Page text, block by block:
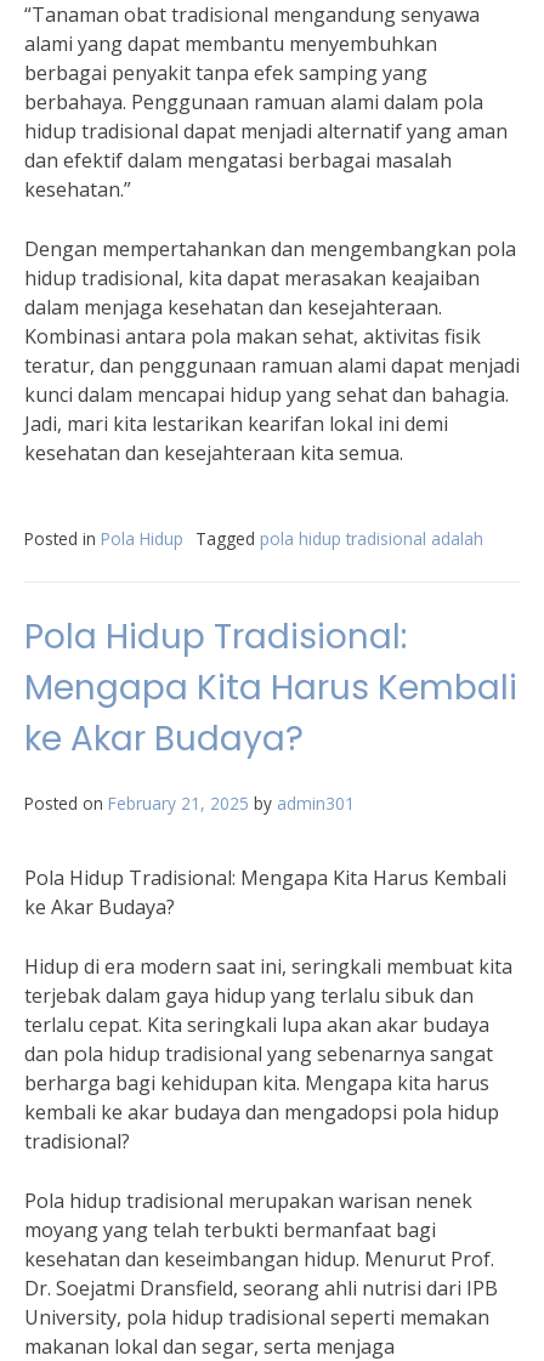
“Tanaman obat tradisional mengandung senyawa
alami yang dapat membantu menyembuhkan
berbagai penyakit tanpa efek samping yang
berbahaya. Penggunaan ramuan alami dalam pola
hidup tradisional dapat menjadi alternatif yang aman
dan efektif dalam mengatasi berbagai masalah
kesehatan.”
Dengan mempertahankan dan mengembangkan pola
hidup tradisional, kita dapat merasakan keajaiban
dalam menjaga kesehatan dan kesejahteraan.
Kombinasi antara pola makan sehat, aktivitas fisik
teratur, dan penggunaan ramuan alami dapat menjadi
kunci dalam mencapai hidup yang sehat dan bahagia.
Jadi, mari kita lestarikan kearifan lokal ini demi
kesehatan dan kesejahteraan kita semua.
Posted in Pola Hidup Tagged pola hidup tradisional adalah
Pola Hidup Tradisional:
Mengapa Kita Harus Kembali
ke Akar Budaya?
Posted on February 21, 2025 by admin301
Pola Hidup Tradisional: Mengapa Kita Harus Kembali
ke Akar Budaya?
Hidup di era modern saat ini, seringkali membuat kita
terjebak dalam gaya hidup yang terlalu sibuk dan
terlalu cepat. Kita seringkali lupa akan akar budaya
dan pola hidup tradisional yang sebenarnya sangat
berharga bagi kehidupan kita. Mengapa kita harus
kembali ke akar budaya dan mengadopsi pola hidup
tradisional?
Pola hidup tradisional merupakan warisan nenek
moyang yang telah terbukti bermanfaat bagi
kesehatan dan keseimbangan hidup. Menurut Prof.
Dr. Soejatmi Dransfield, seorang ahli nutrisi dari IPB
University, pola hidup tradisional seperti memakan
makanan lokal dan segar, serta menjaga